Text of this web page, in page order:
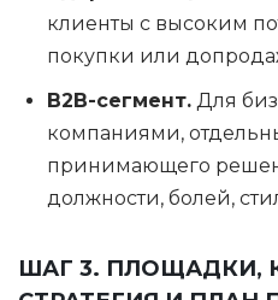
клиенты с высоким
покупки или
B2B-сегмент. Для
компаниями,
принимающего
должности, болей,
ШАГ 3. ПЛОЩАДКИ,